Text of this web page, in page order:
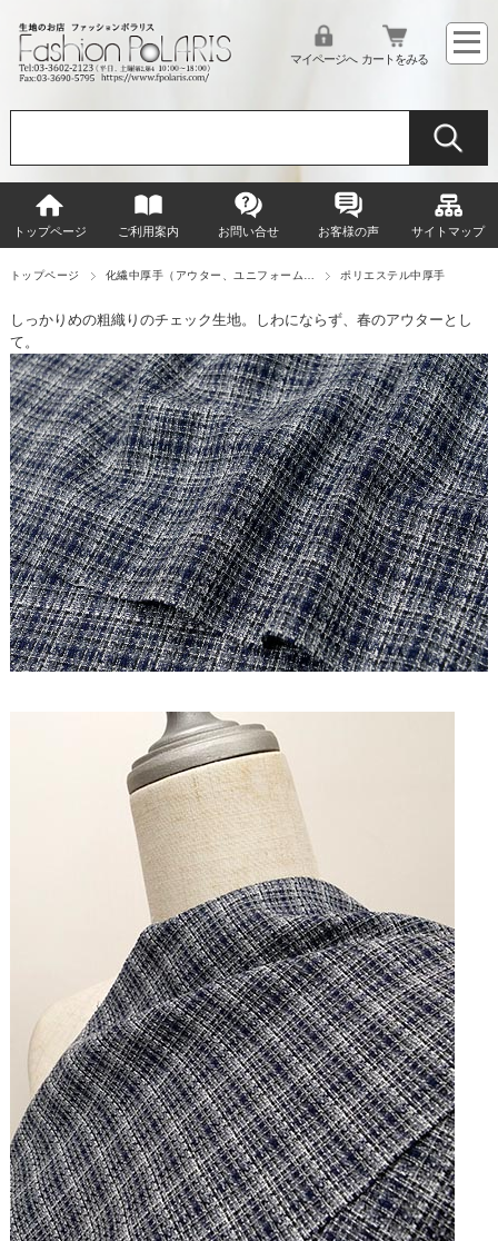
マイページへ カートをみる
トップページ ご利用案内 お問い合せ お客様の声 サイトマップ
トップページ 化繊中厚手（アウター、ユニフォーム… ポリエステル中厚手
しっかりめの粗織りのチェック生地。しわにならず、春のアウターとし
て。